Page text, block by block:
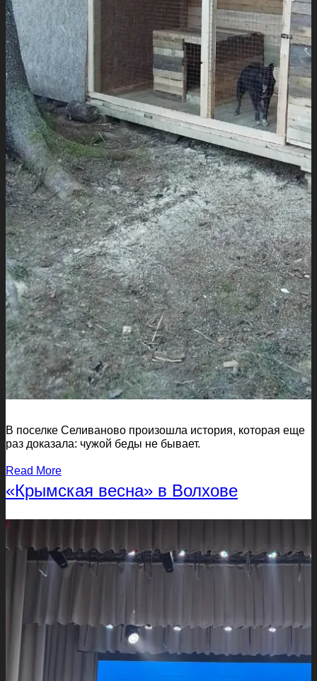
В поселке Селиваново произошла история, которая еще
раз доказала: чужой беды не бывает.
Read More
«Крымская весна» в Волхове